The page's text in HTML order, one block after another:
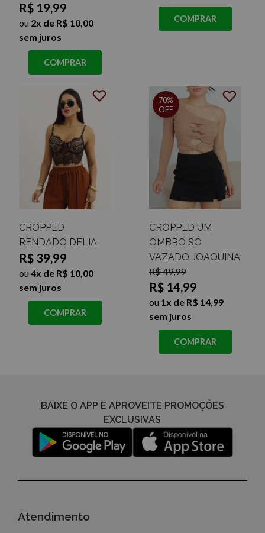
R$ 19,99
ou 2x de R$ 10,00
sem juros
COMPRAR
COMPRAR
CROPPED
RENDADO DÉLIA
R$ 39,99
ou 4x de R$ 10,00
sem juros
COMPRAR
CROPPED UM
OMBRO SÓ
VAZADO JOAQUINA
R$ 49,99
R$ 14,99
ou 1x de R$ 14,99
sem juros
70%
OFF
COMPRAR
BAIXE O APP E APROVEITE PROMOÇÕES
EXCLUSIVAS
Atendimento